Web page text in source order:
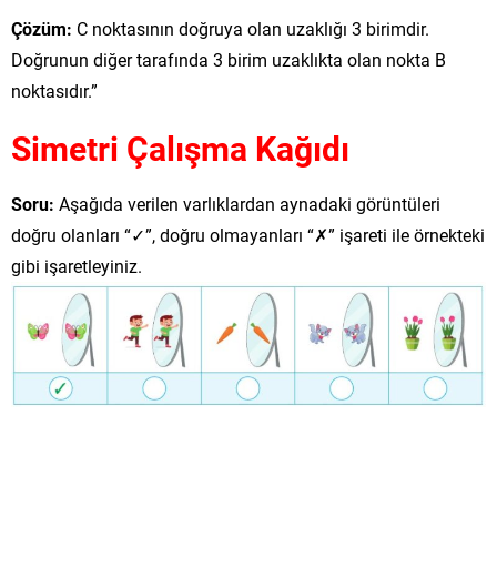
Çözüm: C noktasının doğruya olan uzaklığı 3 birimdir.
Doğrunun diğer tarafında 3 birim uzaklıkta olan nokta B
noktasıdır.”
Simetri Çalışma Kağıdı
Soru: Aşağıda verilen varlıklardan aynadaki görüntüleri
doğru olanları “✓”, doğru olmayanları “✗” işareti ile örnekteki
gibi işaretleyiniz.